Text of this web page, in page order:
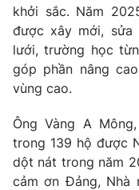
khởi sắc. Năm
được xây mới, sửa
lưới, trường học
góp phần nâng
vùng cao.
Ông Vàng A
trong 139 hộ được
dột nát trong năm
cảm ơn Đảng, Nhà